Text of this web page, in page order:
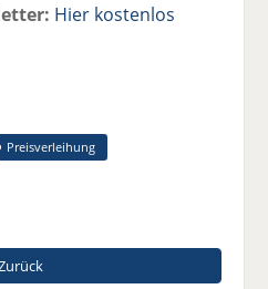
Hier kostenlos
Preisverleihung